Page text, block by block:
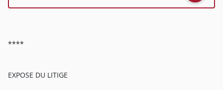
****
EXPOSE DU LITIGE